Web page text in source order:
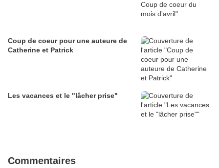
Coup de coeur pour une auteure de
Catherine et Patrick
Les vacances et le "lâcher prise"
Commentaires